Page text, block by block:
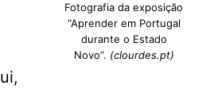
Fotografia da exposição
“Aprender em Portugal
durante o Estado
Novo”. (clourdes.pt)